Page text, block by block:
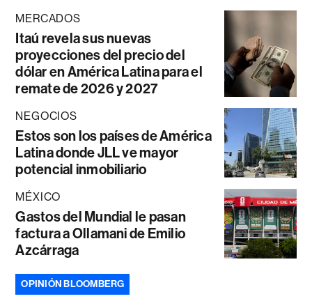
MERCADOS
Itaú revela sus nuevas
proyecciones del precio del
dólar en América Latina para el
remate de 2026 y 2027
NEGOCIOS
Estos son los países de América
Latina donde JLL ve mayor
potencial inmobiliario
MÉXICO
Gastos del Mundial le pasan
factura a Ollamani de Emilio
Azcárraga
OPINIÓN BLOOMBERG